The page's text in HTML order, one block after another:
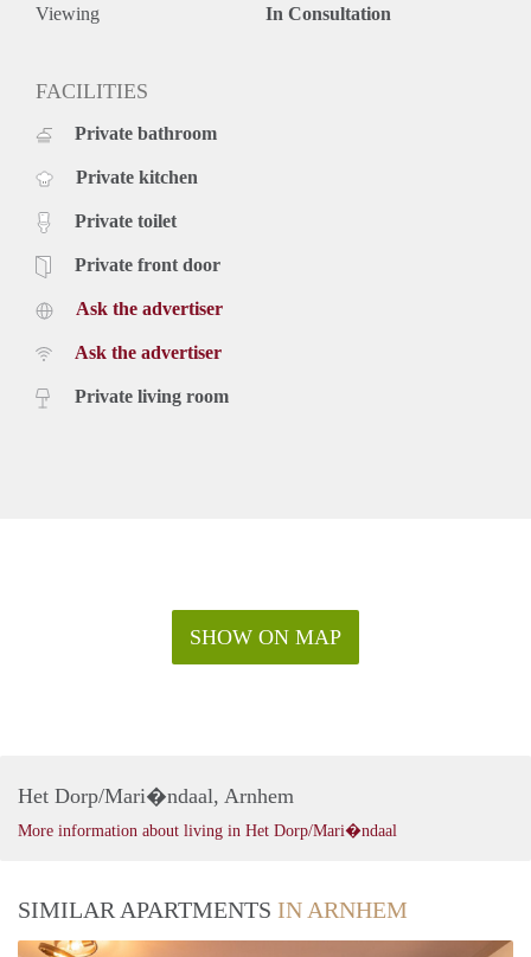
geheel vrijblijvend en kosteloos in via onze website of bel
Viewing In Consultation
FACILITIES
Private bathroom
Private kitchen
Private toilet
Private front door
Ask the advertiser
Ask the advertiser
Private living room
SHOW ON MAP
Het Dorp/Mari�ndaal, Arnhem
More information about living in Het Dorp/Mari�ndaal
SIMILAR APARTMENTS IN ARNHEM